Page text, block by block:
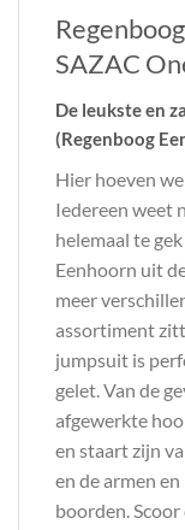
SAZAC
De leukste en
(Regenboog
Hier hoeven
Iedereen weet
helemaal te
Eenhoorn uit
meer
assortiment
jumpsuit is
gelet. Van de
afgewerkte
en staart zijn
en de armen
boorden.